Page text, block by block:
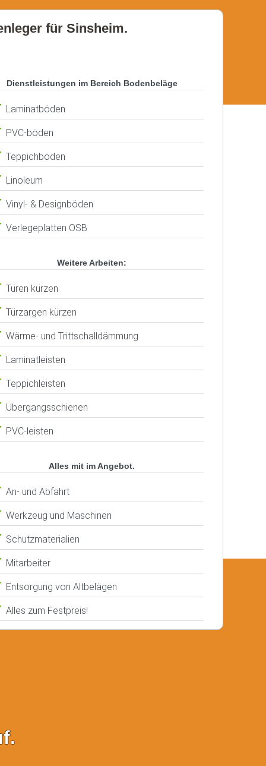
für Sinsheim.
Dienstleistungen im Bereich Bodenbeläge
Laminatböden
PVC-böden
Teppichböden
Linoleum
Vinyl- & Designböden
Verlegeplatten OSB
Weitere Arbeiten:
Türen kürzen
Türzargen kürzen
Wärme- und Trittschalldämmung
Laminatleisten
Teppichleisten
Übergangsschienen
PVC-leisten
Alles mit im Angebot.
An- und Abfahrt
Werkzeug und Maschinen
Schutzmaterialien
Mitarbeiter
Entsorgung von Altbelägen
Alles zum Festpreis!